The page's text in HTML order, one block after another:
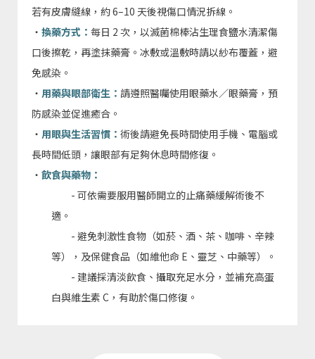
若有皮膚縫線，約 6–10 天後視傷口情況拆線。
・ 換藥方式： 每日 2 次，以滅菌棉棒沾生理食鹽水清潔傷
口後擦乾，再塗抹藥膏。冰敷或溫敷時請以紗布覆蓋，避
免感染。
・ 用藥與眼部衛生： 請遵照醫囑使用眼藥水／眼藥膏，預
防感染並促進癒合。
・ 用眼與生活習慣： 術後請避免長時間使用手機、電腦或
長時間低頭，讓眼部有足夠休息時間修復。
・ 飲食與藥物：
- 可依需要服用醫師開立的止痛藥緩解術後不
適。
- 避免刺激性食物（如菸、酒、茶、咖啡、辛辣
等），及保健食品（如維他命 E、靈芝、中藥等）。
- 建議採清淡飲食、攝取充足水分，並補充高蛋
白與維生素 C，有助於傷口修復。